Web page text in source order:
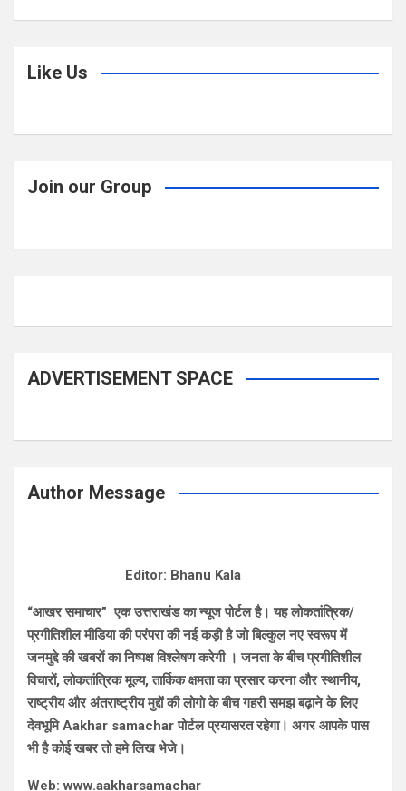
Like Us
Join our Group
ADVERTISEMENT SPACE
Author Message
Editor: Bhanu Kala
“आखर समाचार” एक उत्तराखंड का न्यूज पोर्टल है। यह लोकतांत्रिक/
प्रगीतिशील मीडिया की परंपरा की नई कड़ी है जो बिल्कुल नए स्वरूप में
जनमुद्दे की खबरों का निष्पक्ष विश्लेषण करेगी । जनता के बीच प्रगीतिशील
विचारों, लोकतांत्रिक मूल्य, तार्किक क्षमता का प्रसार करना और स्थानीय,
राष्ट्रीय और अंतराष्ट्रीय मुद्दों की लोगो के बीच गहरी समझ बढ़ाने के लिए
देवभूमि Aakhar samachar पोर्टल प्रयासरत रहेगा। अगर आपके पास
भी है कोई खबर तो हमे लिख भेजे।
Web: www.aakharsamachar